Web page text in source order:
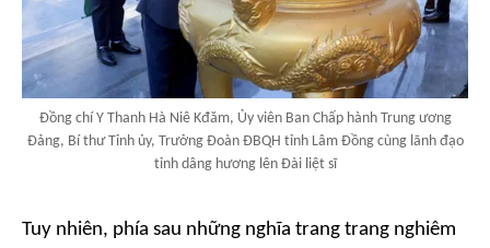
Đồng chí Y Thanh Hà Niê Kđăm, Ủy viên Ban Chấp hành Trung ương
Đảng, Bí thư Tỉnh ủy, Trưởng Đoàn ĐBQH tỉnh Lâm Đồng cùng lãnh đạo
tỉnh dâng hương lên Đài liệt sĩ
Tuy nhiên, phía sau những nghĩa trang trang nghiêm